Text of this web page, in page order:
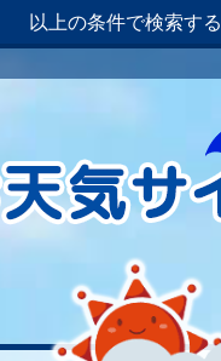
以上の条件で検索する